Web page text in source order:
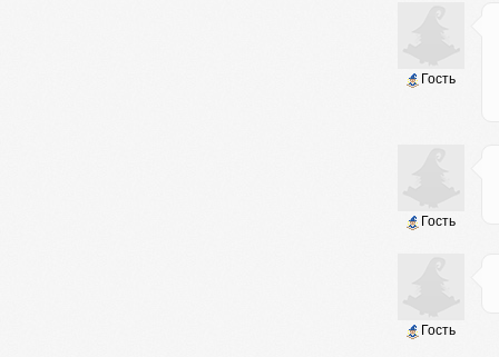
Гость
Гость
Гость